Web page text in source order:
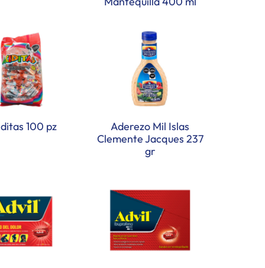
100 pz
Aderezo Mil Islas
Clemente Jacques 237
gr